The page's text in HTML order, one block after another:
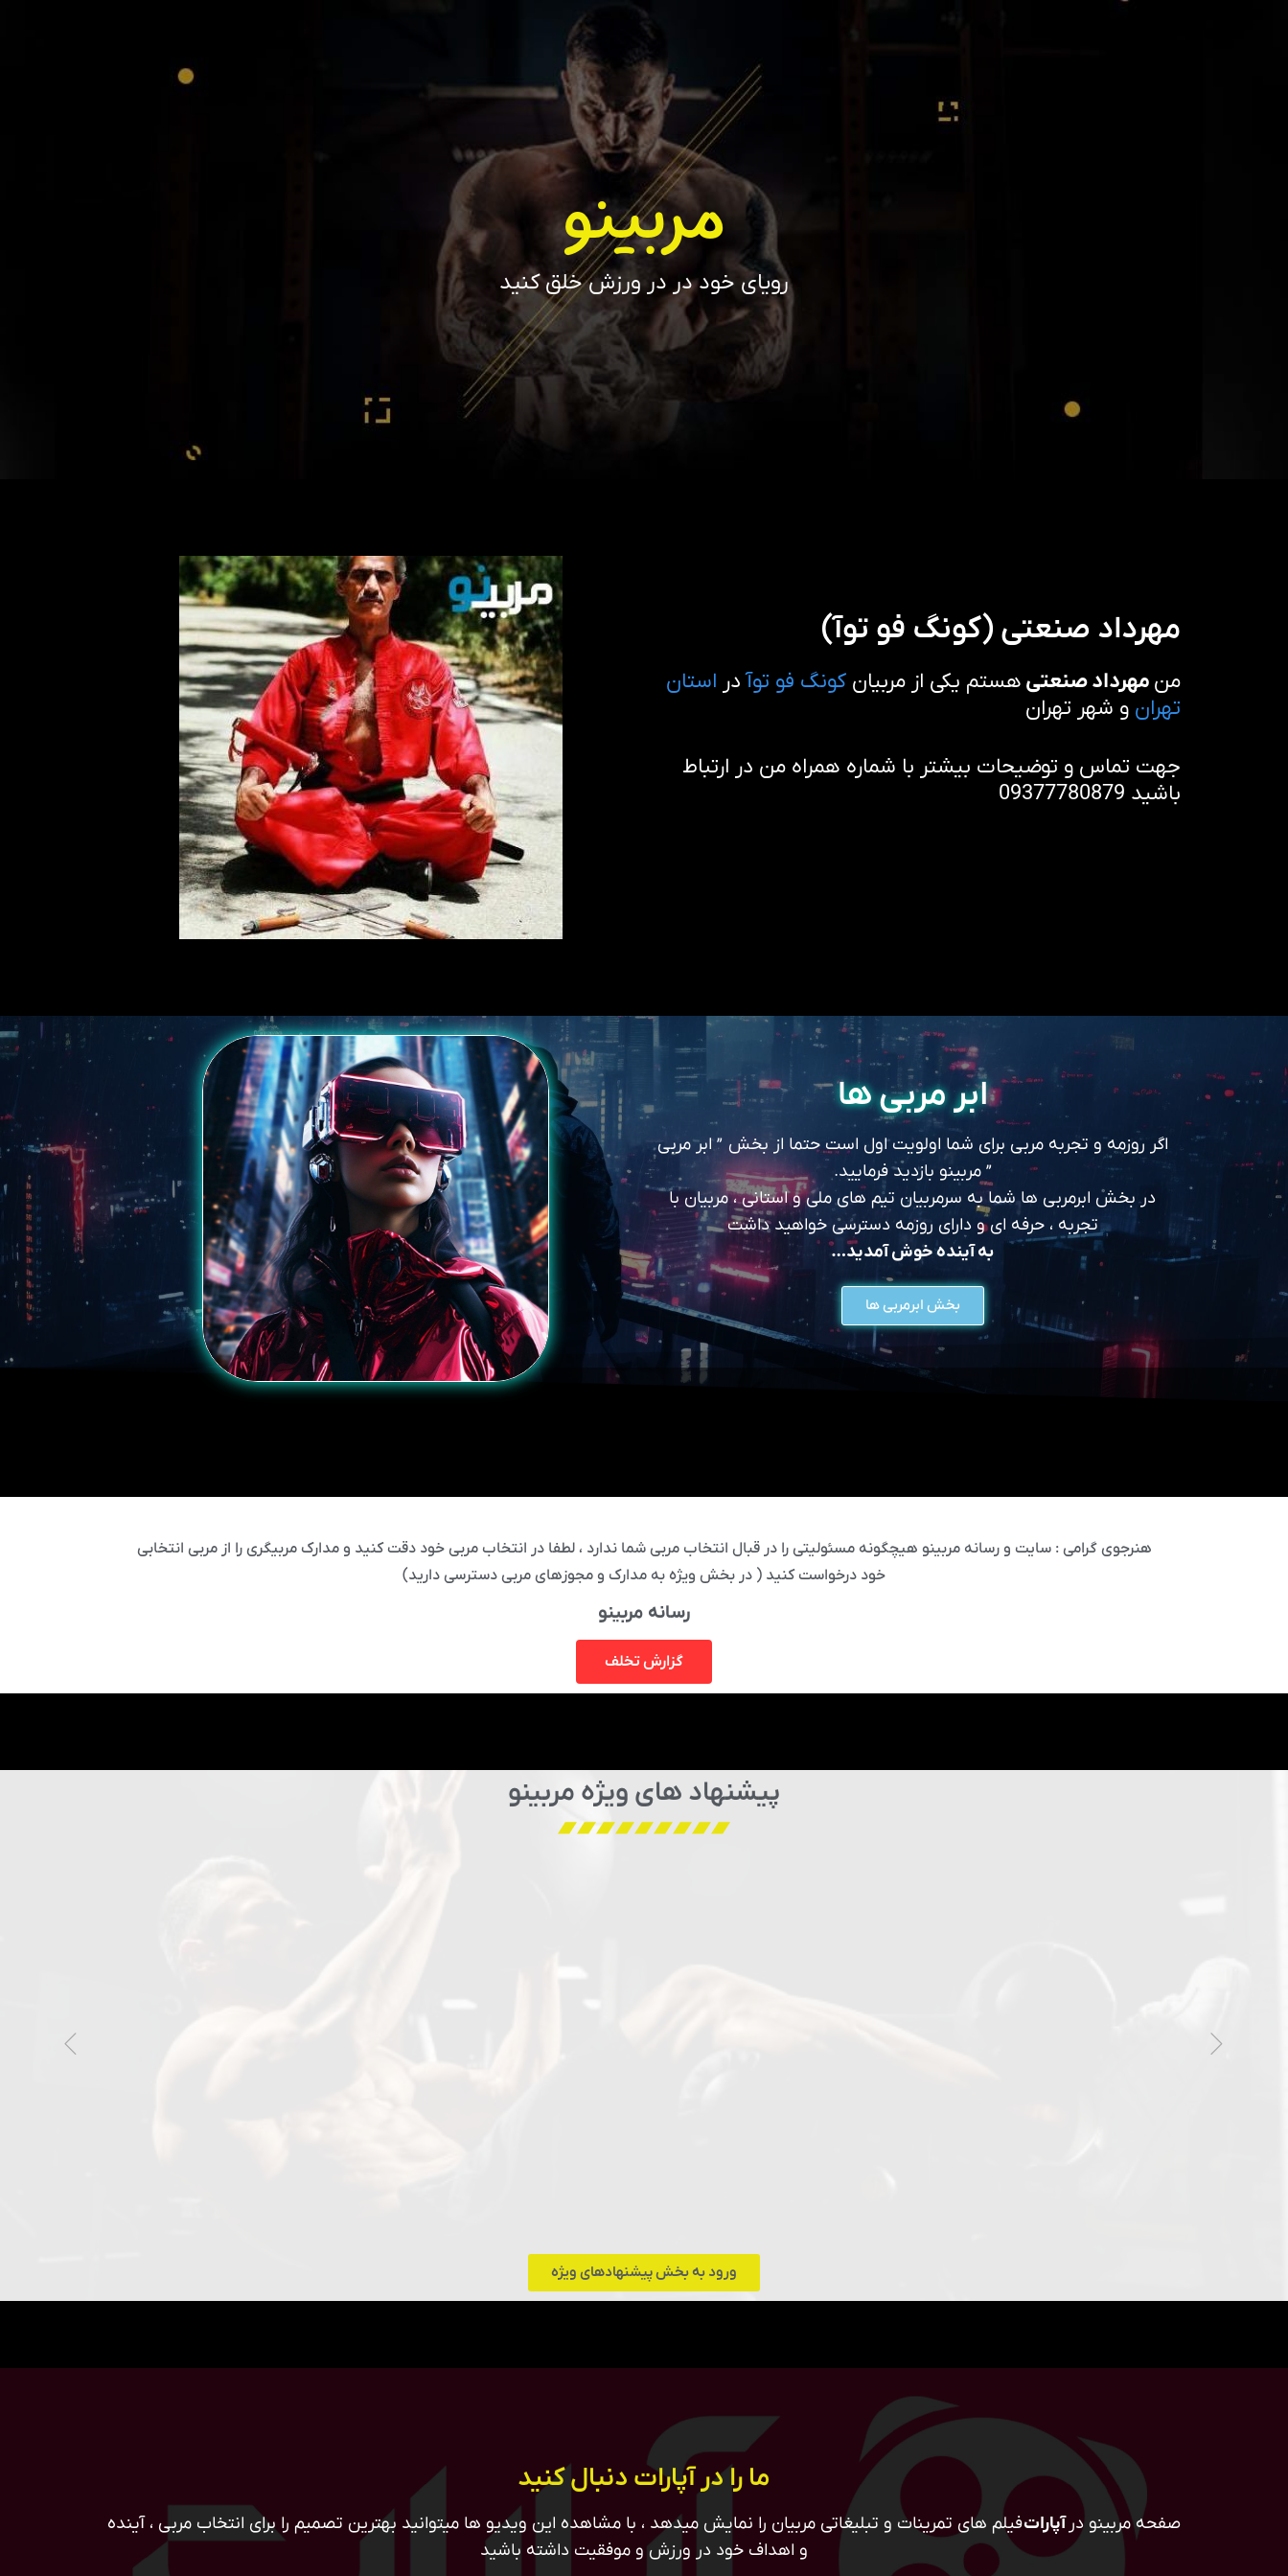
مربینو
رویای خود در در ورزش خلق کنید
مهرداد صنعتی (کونگ فو توآ)
من مهرداد صنعتی هستم یکی از مربیان کونگ فو توآدر استان
تهران و شهر تهران
جهت تماس و توضیحات بیشتر با شماره همراه من در ارتباط
باشید 09377780879
ابر مربی ها
اگر روزمه و تجربه مربی برای شما اولویت اول است حتما از بخش ” ابر مربی
” مربینو بازدید فرمایید.
در بخش ابرمربی ها شما به سرمربیان تیم های ملی و استانی ، مربیان با
تجربه ، حرفه ای و دارای روزمه دسترسی خواهید داشت
به آینده خوش آمدید…
بخش ابرمربی ها
هنرجوی گرامی : سایت و رسانه مربینو هیچگونه مسئولیتی را در قبال انتخاب مربی شما ندارد ، لطفا در انتخاب مربی خود دقت کنید و مدارک مربیگری را از مربی انتخابی
خود درخواست کنید ( در بخش ویژه به مدارک و مجوزهای مربی دسترسی دارید)
رسانه مربینو
گزارش تخلف
پیشنهاد های ویژه مربینو
ورود به بخش پیشنهادهای ویژه
ما را در آپارات دنبال کنید
صفحه مربینو در آپاراتفیلم های تمرینات و تبلیغاتی مربیان را نمایش میدهد ، با مشاهده این ویدیو ها میتوانید بهترین تصمیم را برای انتخاب مربی ، آینده
و اهداف خود در ورزش و موفقیت داشته باشید